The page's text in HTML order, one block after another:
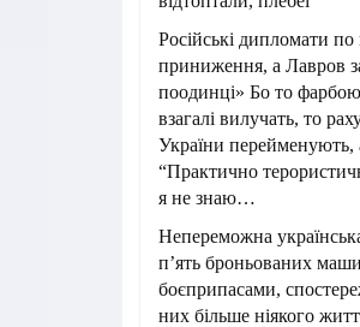
Російські дипломати
приниження, а Лавров
поодинці» Бо то
взагалі вилучать, то
України перейменують,
“Практично
я не знаю…
Непереможна
п’ять броньованих
боєприпасами,
них більше ніякого